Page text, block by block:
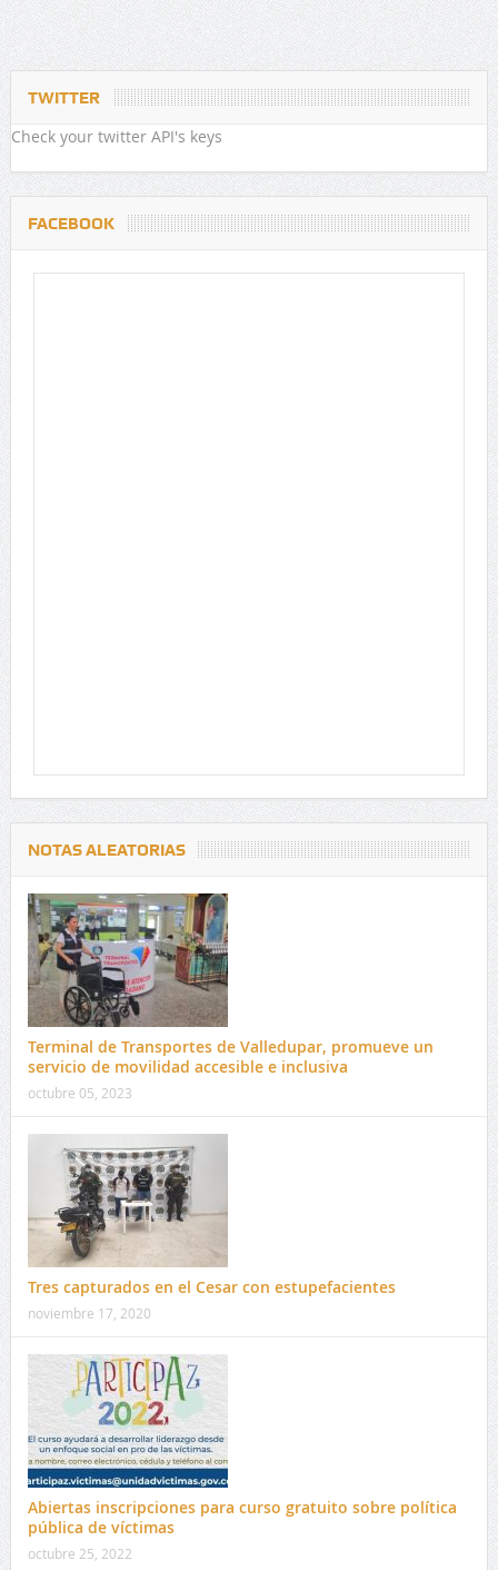
TWITTER
Check your twitter API's keys
FACEBOOK
NOTAS ALEATORIAS
Terminal de Transportes de Valledupar, promueve un
servicio de movilidad accesible e inclusiva
octubre 05, 2023
Tres capturados en el Cesar con estupefacientes
noviembre 17, 2020
Abiertas inscripciones para curso gratuito sobre política
pública de víctimas
octubre 25, 2022